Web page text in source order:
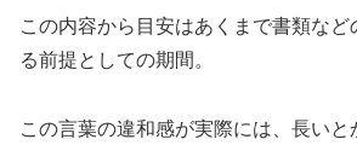
この内容から目安はあくまで書類な
る前提としての期間。
この言葉の違和感が実際には、長い